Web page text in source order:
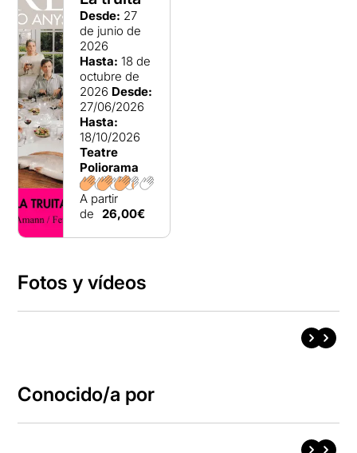
Desde: 27
de junio de
2026
Hasta: 18 de
octubre de
2026 Desde:
27/06/2026
Hasta:
18/10/2026
Teatre
Poliorama
A partir
de 26,00€
Fotos y vídeos
Conocido/a por